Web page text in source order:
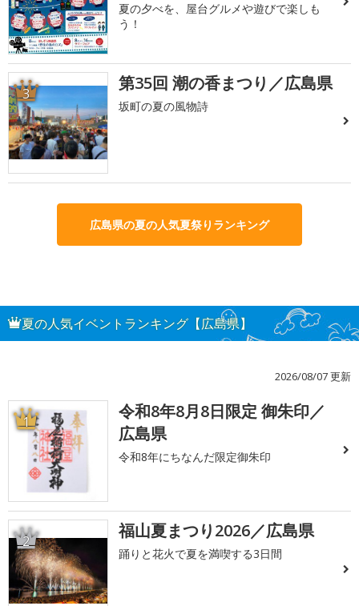
夏の夕べを、屋台グルメや遊びで楽しも
う！
3 第35回 潮の香まつり／広島県
坂町の夏の風物詩
広島県の夏の人気夏祭りランキング
夏の人気イベントランキング【広島県】
2026/08/07 更新
1
令和8年8月8日限定 御朱印／
広島県
令和8年にちなんだ限定御朱印
2 福山夏まつり2026／広島県
踊りと花火で夏を満喫する3日間